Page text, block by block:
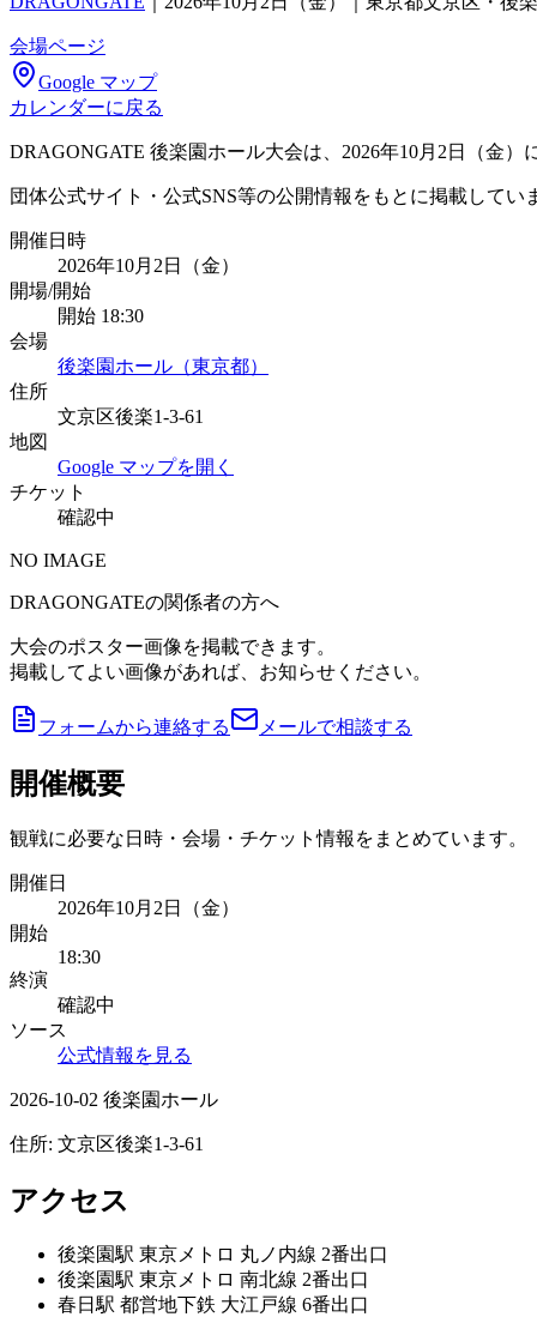
会場ページ
Google マップ
カレンダーに戻る
DRAGONGATE 後楽園ホール大会は、2026年10月2日（金
団体公式サイト・公式SNS等の公開情報をもとに掲載してい
開催日時
2026年10月2日（金）
開場/開始
開始 18:30
会場
後楽園ホール（東京都）
住所
文京区後楽1-3-61
地図
Google マップを開く
チケット
確認中
NO IMAGE
DRAGONGATEの関係者の方へ
大会のポスター画像を掲載できます。
掲載してよい画像があれば、お知らせください。
フォームから連絡する メールで相談する
開催概要
観戦に必要な日時・会場・チケット情報をまとめています。
開催日
2026年10月2日（金）
開始
18:30
終演
確認中
ソース
公式情報を見る
2026-10-02 後楽園ホール
住所: 文京区後楽1-3-61
アクセス
後楽園駅 東京メトロ 丸ノ内線 2番出口
後楽園駅 東京メトロ 南北線 2番出口
春日駅 都営地下鉄 大江戸線 6番出口